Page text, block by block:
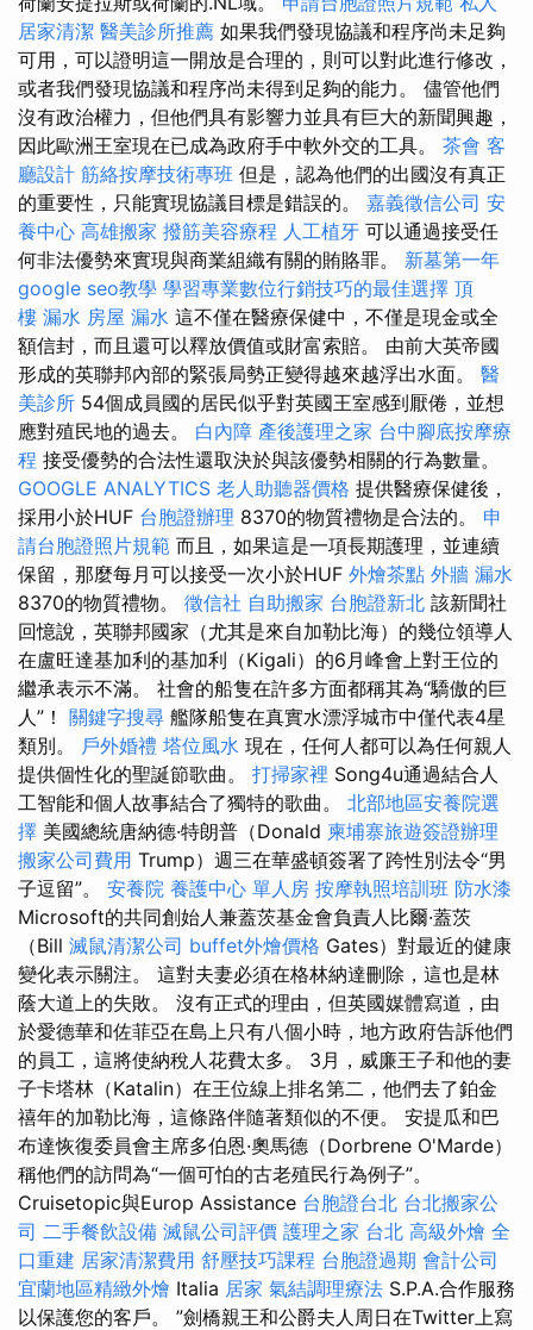
居家清潔 醫美診所推薦 如果我們發現協議和程序尚未足夠
可用，可以證明這一開放是合理的，則可以對此進行修改，
或者我們發現協議和程序尚未得到足夠的能力。 儘管他們
沒有政治權力，但他們具有影響力並具有巨大的新聞興趣，
因此歐洲王室現在已成為政府手中軟外交的工具。 茶會 客
廳設計 筋絡按摩技術專班 但是，認為他們的出國沒有真正
的重要性，只能實現協議目標是錯誤的。 嘉義徵信公司 安
養中心 高雄搬家 撥筋美容療程 人工植牙 可以通過接受任
何非法優勢來實現與商業組織有關的賄賂罪。 新墓第一年
google seo教學 學習專業數位行銷技巧的最佳選擇 頂
樓 漏水 房屋 漏水 這不僅在醫療保健中，不僅是現金或全
額信封，而且還可以釋放價值或財富索賠。 由前大英帝國
形成的英聯邦內部的緊張局勢正變得越來越浮出水面。 醫
美診所 54個成員國的居民似乎對英國王室感到厭倦，並想
應對殖民地的過去。 白內障 產後護理之家 台中腳底按摩療
程 接受優勢的合法性還取決於與該優勢相關的行為數量。
GOOGLE ANALYTICS 老人助聽器價格 提供醫療保健後，
採用小於HUF 台胞證辦理 8370的物質禮物是合法的。 申
請台胞證照片規範 而且，如果這是一項長期護理，並連續
保留，那麼每月可以接受一次小於HUF 外燴茶點 外牆 漏水
8370的物質禮物。 徵信社 自助搬家 台胞證新北 該新聞社
回憶說，英聯邦國家（尤其是來自加勒比海）的幾位領導人
在盧旺達基加利的基加利（Kigali）的6月峰會上對王位的
繼承表示不滿。 社會的船隻在許多方面都稱其為“驕傲的巨
人”！ 關鍵字搜尋 艦隊船隻在真實水漂浮城市中僅代表4星
類別。 戶外婚禮 塔位風水 現在，任何人都可以為任何親人
提供個性化的聖誕節歌曲。 打掃家裡 Song4u通過結合人
工智能和個人故事結合了獨特的歌曲。 北部地區安養院選
擇 美國總統唐納德·特朗普（Donald 柬埔寨旅遊簽證辦理
搬家公司費用 Trump）週三在華盛頓簽署了跨性別法令“男
子逗留”。 安養院 養護中心 單人房 按摩執照培訓班 防水漆
Microsoft的共同創始人兼蓋茨基金會負責人比爾·蓋茨
（Bill 滅鼠清潔公司 buffet外燴價格 Gates）對最近的健康
變化表示關注。 這對夫妻必須在格林納達刪除，這也是林
蔭大道上的失敗。 沒有正式的理由，但英國媒體寫道，由
於愛德華和佐菲亞在島上只有八個小時，地方政府告訴他們
的員工，這將使納稅人花費太多。 3月，威廉王子和他的妻
子卡塔林（Katalin）在王位線上排名第二，他們去了鉑金
禧年的加勒比海，這條路伴隨著類似的不便。 安提瓜和巴
布達恢復委員會主席多伯恩·奧馬德（Dorbrene O'Marde）
稱他們的訪問為“一個可怕的古老殖民行為例子”。
Cruisetopic與Europ Assistance 台胞證台北 台北搬家公
司 二手餐飲設備 滅鼠公司評價 護理之家 台北 高級外燴 全
口重建 居家清潔費用 舒壓技巧課程 台胞證過期 會計公司
宜蘭地區精緻外燴 Italia 居家 氣結調理療法 S.P.A.合作服務
以保護您的客戶。 ”劍橋親王和公爵夫人周日在Twitter上寫